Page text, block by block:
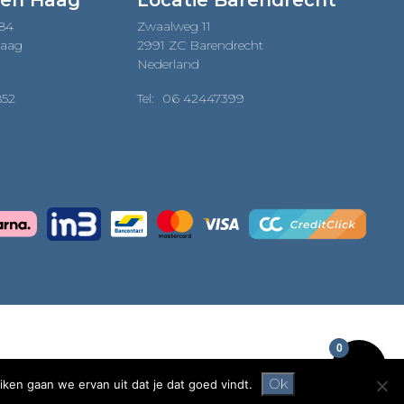
Zwaalweg 11
2991 ZC Barendrecht
Nederland
Tel: 06 42447399
0
gaan we ervan uit dat je dat goed vindt. Ok